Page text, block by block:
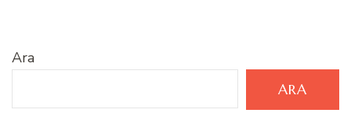
Ara
ARA